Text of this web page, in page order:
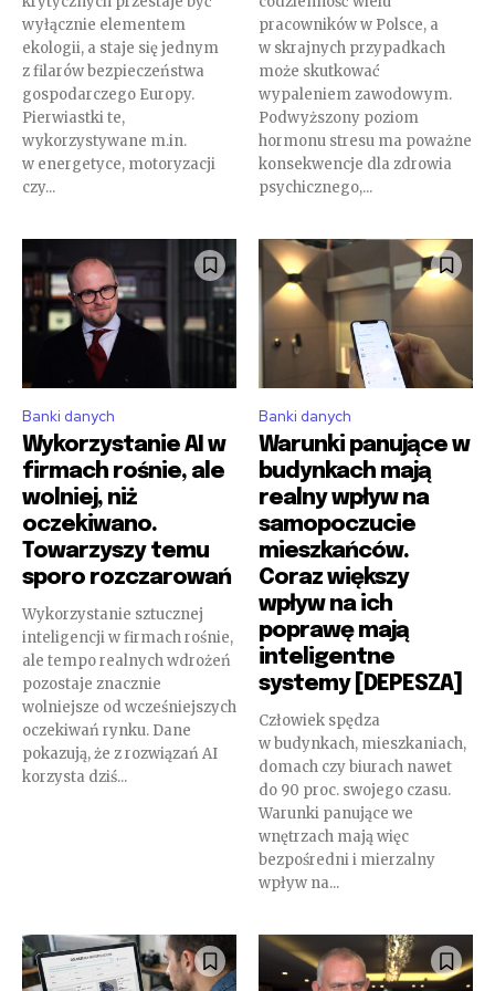
f_input_font_line_height=”1.2″ input_color=”var(–tt-primary-
color)” input_place_color=”var(–tt-gray-dark)”
input_border_color=”var(–tt-primary-color)”
input_border_color_f=”var(–tt-primary-color)”
input_bg=”#ffffff” input_bg_f=”#ffffff” f_pp_font_size=”13″
f_pp_font_line_height=”1.2″
btn_padd=”eyJhbGwiOiIyMiIsInBvcnRyYWl0IjoiMTQifQ==”]
manual_count_twitch=”11243″ tiktok=”#”
manual_count_tiktok=”32214″ f_network_font_family=”tt-
primary-font_global” f_counters_font_family=”tt-primary-
font_global”
wyłącznie elementem
ekologii, a staje się jednym
z filarów bezpieczeństwa
gospodarczego Europy.
Pierwiastki te,
wykorzystywane m.in.
w energetyce, motoryzacji
czy...
pracowników w Polsce, a
w skrajnych przypadkach
może skutkować
wypaleniem zawodowym.
Podwyższony poziom
hormonu stresu ma poważne
konsekwencje dla zdrowia
psychicznego,...
Banki danych
Wykorzystanie AI w
firmach rośnie, ale
wolniej, niż
oczekiwano.
Towarzyszy temu
sporo rozczarowań
Wykorzystanie sztucznej
inteligencji w firmach rośnie,
ale tempo realnych wdrożeń
pozostaje znacznie
wolniejsze od wcześniejszych
oczekiwań rynku. Dane
pokazują, że z rozwiązań AI
korzysta dziś...
Banki danych
Warunki panujące w
budynkach mają
realny wpływ na
samopoczucie
mieszkańców.
Coraz większy
wpływ na ich
poprawę mają
inteligentne
systemy [DEPESZA]
Człowiek spędza
w budynkach, mieszkaniach,
domach czy biurach nawet
do 90 proc. swojego czasu.
Warunki panujące we
wnętrzach mają więc
bezpośredni i mierzalny
wpływ na...